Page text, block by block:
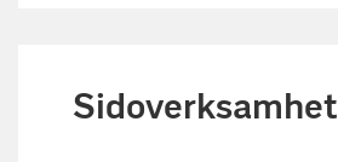
Sidoverksamhet